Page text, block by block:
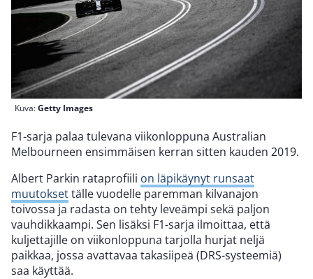
Kuva:Getty Images
F1-sarja palaa tulevana viikonloppuna Australian
Melbourneen ensimmäisen kerran sitten kauden 2019.
Albert Parkin rataprofiili on läpikäynyt runsaat
muutoksettälle vuodelle paremman kilvanajon
toivossa ja radasta on tehty leveämpi sekä paljon
vauhdikkaampi. Sen lisäksi F1-sarja ilmoittaa, että
kuljettajille on viikonloppuna tarjolla hurjat neljä
paikkaa, jossa avattavaa takasiipeä (DRS-systeemiä)
saa käyttää.